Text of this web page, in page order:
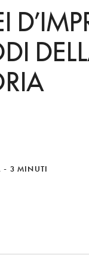
- 3 MINUTI